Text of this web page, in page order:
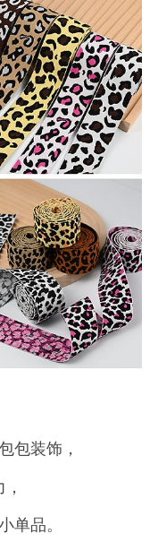
包装饰，
单品。